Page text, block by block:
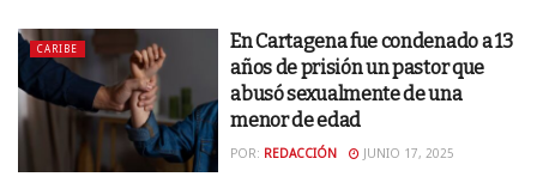
CARIBE
En Cartagena fue condenado a 13
años de prisión un pastor que
abusó sexualmente de una
menor de edad
POR: REDACCIÓN JUNIO 17, 2025